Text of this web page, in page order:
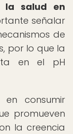
la salud en
señalar
de
por lo que la
en el pH
consumir
promueven
la creencia